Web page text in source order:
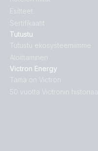
Tutustu
Tutustu ekosysteemiimme
Aloittaminen
Victron Energy
Tämä on Victron
50 vuotta Victronin historiaa
Esitteet
Sertifikaatit